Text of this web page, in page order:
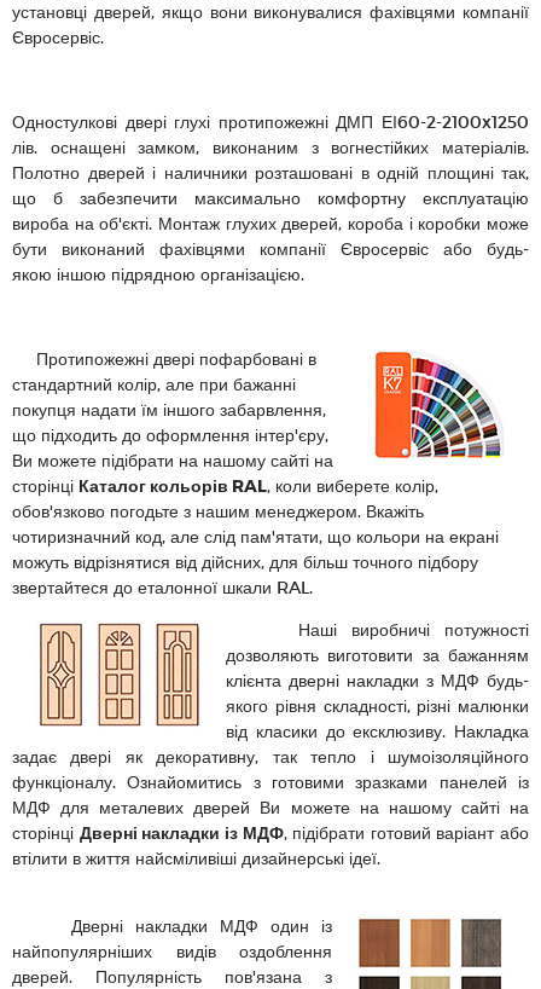
установці дверей, якщо вони виконувалися фахівцями компанії
Євросервіс.
Одностулкові двері глухі протипожежні ДМП ЕІ60-2-2100x1250
лів. оснащені замком, виконаним з вогнестійких матеріалів.
Полотно дверей і наличники розташовані в одній площині так,
що б забезпечити максимально комфортну експлуатацію
вироба на об'єкті. Монтаж глухих дверей, короба і коробки може
бути виконаний фахівцями компанії Євросервіс або будь-
якою іншою підрядною організацією.
Протипожежні двері пофарбовані в
стандартний колір, але при бажанні
покупця надати їм іншого забарвлення,
що підходить до оформлення інтер'єру,
Ви можете підібрати на нашому сайті на
сторінці Каталог кольорів RAL, коли виберете колір,
обов'язково погодьте з нашим менеджером. Вкажіть
чотиризначний код, але слід пам'ятати, що кольори на екрані
можуть відрізнятися від дійсних, для більш точного підбору
звертайтеся до еталонної шкали RAL.
Наші виробничі потужності
дозволяють виготовити за бажанням
клієнта дверні накладки з МДФ будь-
якого рівня складності, різні малюнки
від класики до ексклюзиву. Накладка
задає двері як декоративну, так тепло і шумоізоляційного
функціоналу. Ознайомитись з готовими зразками панелей із
МДФ для металевих дверей Ви можете на нашому сайті на
сторінці Дверні накладки із МДФ, підібрати готовий варіант або
втілити в життя найсміливіші дизайнерські ідеї.
Дверні накладки МДФ один із
найпопулярніших видів оздоблення
дверей. Популярність пов'язана з